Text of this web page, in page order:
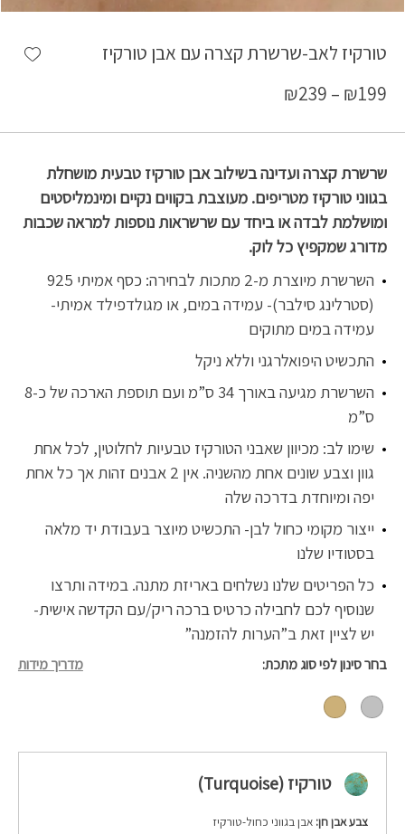
טורקיז לאב-שרשרת קצרה עם אבן טורקיז
₪199
–
₪239
שרשרת קצרה ועדינה בשילוב אבן טורקיז טבעית מושחלת
בגווני טורקיז מטריפים. מעוצבת בקווים נקיים ומינמליסטים
ומושלמת לבדה או ביחד עם שרשראות נוספות למראה שכבות
מדורג שמקפיץ כל לוק.
השרשרת מיוצרת מ-2 מתכות לבחירה: כסף אמיתי 925
(סטרלינג סילבר)- עמידה במים, או מגולדפילד אמיתי-
עמידה במים מתוקים
התכשיט היפואלרגני וללא ניקל
השרשרת מגיעה באורך 34 ס”מ ועם תוספת הארכה של כ-8
ס”מ
שימו לב: מכיוון שאבני הטורקיז טבעיות לחלוטין, לכל אחת
גוון וצבע שונים אחת מהשניה. אין 2 אבנים זהות אך כל אחת
יפה ומיוחדת בדרכה שלה
ייצור מקומי כחול לבן- התכשיט מיוצר בעבודת יד מלאה
בסטודיו שלנו
כל הפריטים שלנו נשלחים באריזת מתנה. במידה ותרצו
שנוסיף לכם לחבילה כרטיס ברכה ריק/עם הקדשה אישית-
יש לציין זאת ב”הערות להזמנה”
בחר סינון לפי סוג מתכת מדריך מידות
טורקיז (Turquoise)
צבע אבן חן: אבן בגווני כחול-טורקיז